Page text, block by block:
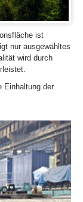
ist
nur ausgewähltes
wird durch
Einhaltung der